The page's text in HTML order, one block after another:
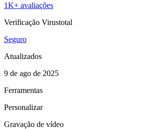
1K+ avaliações
Verificação Virustotal
Seguro
Atualizados
9 de ago de 2025
Ferramentas
Personalizar
Gravação de vídeo